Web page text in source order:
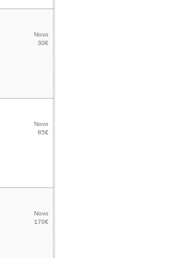
Novo
30€
Novo
85€
Novo
170€